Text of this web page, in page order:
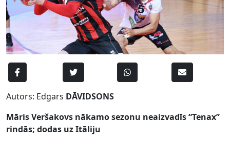
Autors: Edgars DĀVIDSONS
Māris Veršakovs nākamo sezonu neaizvadīs “Tenax”
rindās; dodas uz Itāliju